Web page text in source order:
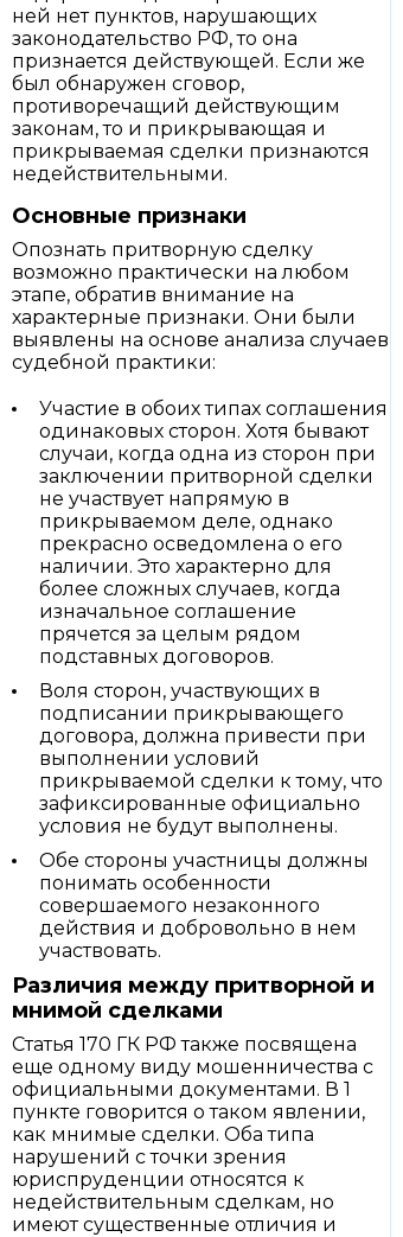
ней нет пунктов, нарушающих
законодательство РФ, то она
признается действующей. Если же
был обнаружен сговор,
противоречащий действующим
законам, то и прикрывающая и
прикрываемая сделки признаются
недействительными.
Основные признаки
Опознать притворную сделку
возможно практически на любом
этапе, обратив внимание на
характерные признаки. Они были
выявлены на основе анализа случаев
судебной практики:
Участие в обоих типах соглашения
одинаковых сторон. Хотя бывают
случаи, когда одна из сторон при
заключении притворной сделки
не участвует напрямую в
прикрываемом деле, однако
прекрасно осведомлена о его
наличии. Это характерно для
более сложных случаев, когда
изначальное соглашение
прячется за целым рядом
подставных договоров.
Воля сторон, участвующих в
подписании прикрывающего
договора, должна привести при
выполнении условий
прикрываемой сделки к тому, что
зафиксированные официально
условия не будут выполнены.
Обе стороны участницы должны
понимать особенности
совершаемого незаконного
действия и добровольно в нем
участвовать.
Различия между притворной и
мнимой сделками
Статья 170 ГК РФ также посвящена
еще одному виду мошенничества с
официальными документами. В 1
пункте говорится о таком явлении,
как мнимые сделки. Оба типа
нарушений с точки зрения
юриспруденции относятся к
недействительным сделкам, но
имеют существенные отличия и